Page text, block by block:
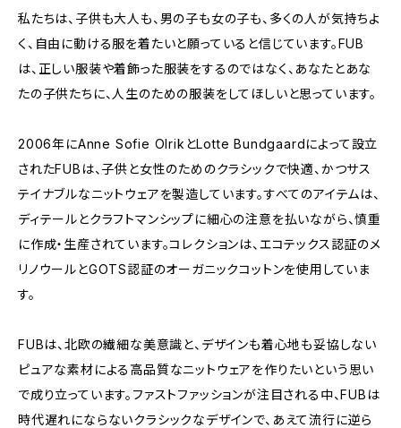
私たちは、子供も大人も、男の子も女の子も、多くの人が気持ちよ
く、自由に動ける服を着たいと願っていると信じています。FUB
は、正しい服装や着飾った服装をするのではなく、あなたとあな
たの子供たちに、人生のための服装をしてほしいと思っています。
2006年にAnne Sofie OlrikとLotte Bundgaardによって設立
されたFUBは、子供と女性のためのクラシックで快適、かつサス
テイナブルなニットウェアを製造しています。すべてのアイテムは、
ディテールとクラフトマンシップに細心の注意を払いながら、慎重
に作成・生産されています。コレクションは、エコテックス認証のメ
リノウールとGOTS認証のオーガニックコットンを使用していま
す。
FUBは、北欧の繊細な美意識と、デザインも着心地も妥協しない
ピュアな素材による高品質なニットウェアを作りたいという思い
で成り立っています。ファストファッションが注目される中、FUBは
時代遅れにならないクラシックなデザインで、あえて流行に逆ら